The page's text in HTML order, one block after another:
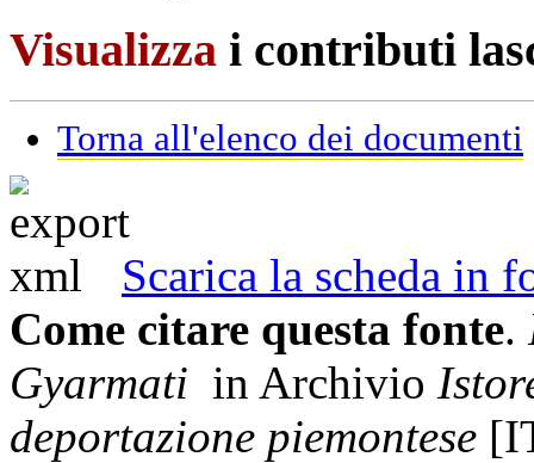
Visualizza i contributi
Torna all'elenco dei documenti
Scarica la scheda in
Come citare questa fonte.
Gyarmati in Archivio
deportazione piemontese